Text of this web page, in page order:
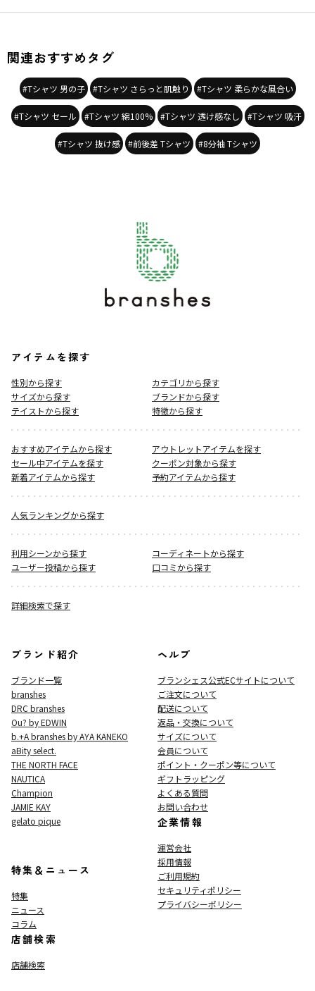
関連おすすめタグ
#Tシャツ 男の子 #Tシャツ さらっと肌触り #Tシャツ 柔らかな風合い
#Tシャツ セール #Tシャツ 綿100% #Tシャツ 透け感なし #Tシャツ 吸汗
#Tシャツ 抜け感 #前後差 Tシャツ #8分袖 Tシャツ
アイテムを探す
性別から探す
カテゴリから探す
サイズから探す
ブランドから探す
テイストから探す
特徴から探す
おすすめアイテムから探す
アウトレットアイテムを探す
セール中アイテムを探す
クーポン対象から探す
新着アイテムから探す
予約アイテムから探す
人気ランキングから探す
利用シーンから探す
コーディネートから探す
ユーザー投稿から探す
口コミから探す
詳細検索で探す
ブランド紹介
ブランド一覧
branshes
DRC branshes
Ou? by EDWIN
b.+A branshes by AYA KANEKO
aBity select.
THE NORTH FACE
NAUTICA
Champion
JAMIE KAY
gelato pique
特集＆ニュース
特集
ニュース
コラム
店舗検索
店舗検索
ヘルプ
ブランシェス公式ECサイトについて
ご注文について
配送について
返品・交換について
サイズについて
会員について
ポイント・クーポン等について
ギフトラッピング
よくある質問
お問い合わせ
企業情報
運営会社
採用情報
ご利用規約
セキュリティポリシー
プライバシーポリシー